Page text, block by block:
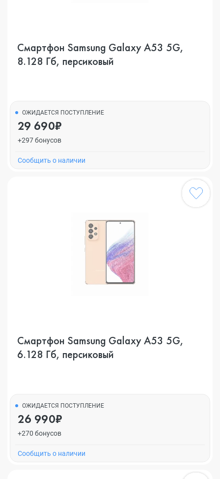
Смартфон Samsung Galaxy A53 5G,
8.128 Гб, персиковый
ОЖИДАЕТСЯ ПОСТУПЛЕНИЕ
29 690₽
+297 бонусов
Cообщить о наличии
Смартфон Samsung Galaxy A53 5G,
6.128 Гб, персиковый
ОЖИДАЕТСЯ ПОСТУПЛЕНИЕ
26 990₽
+270 бонусов
Cообщить о наличии